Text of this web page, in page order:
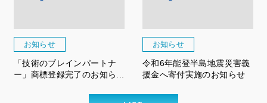
お知らせ
「技術のブレインパートナ
ー」商標登録完了のお知ら...
お知らせ
令和6年能登半島地震災害義
援金へ寄付実施のお知らせ